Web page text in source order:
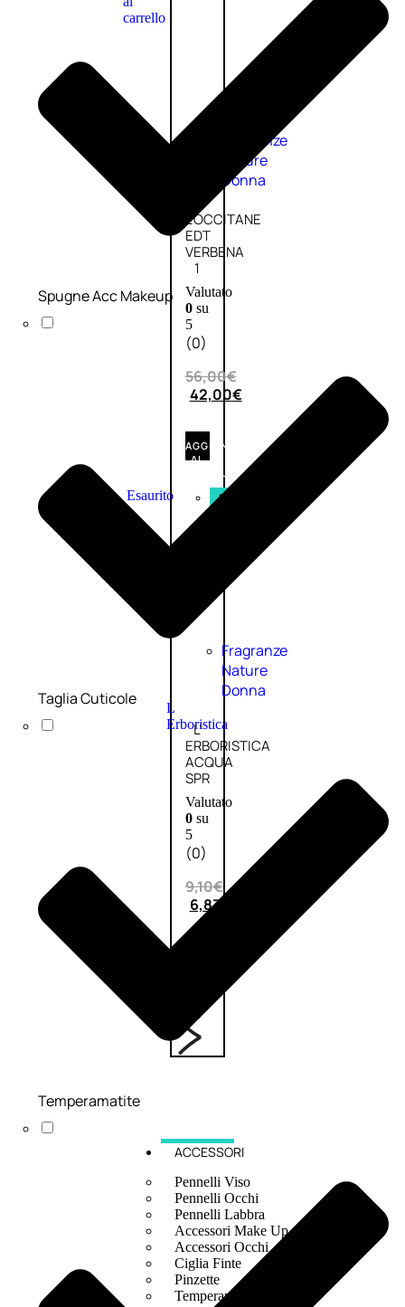
carrello
Fragranze
Nature
Donna
L’OCCITANE
EDT
VERBENA
1
Valutato
0su
5
(0)
56,00€
42,00€
AGGIUNGI
AL
CARRELLO
Esaurito PROMO
Fragranze
Nature
Donna
L
Erboristica
L’
ERBORISTICA
ACQUA
SPR
Valutato
0su
5
(0)
9,10€
6,83€
ACCESSORI
Pennelli Viso
Pennelli Occhi
Pennelli Labbra
Accessori Make Up
Accessori Occhi
Ciglia Finte
Pinzette
Temperamatite
Spugne Acc Makeup
Taglia Cuticole
Temperamatite